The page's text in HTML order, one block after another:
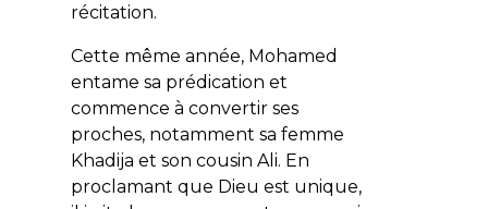
récitation.
Cette même année, Mohamed
entame sa prédication et
commence à convertir ses
proches, notamment sa femme
Khadija et son cousin Ali. En
proclamant que Dieu est unique,